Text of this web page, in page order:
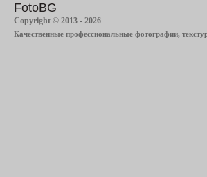
FotoBG
Copyright © 2013 - 2026
Качественные профессиональные фотографии,